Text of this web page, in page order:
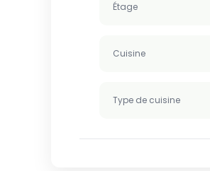
Étage
Cuisine
Type de cuisine